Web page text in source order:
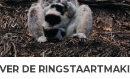
DE RINGSTAARTMAKI